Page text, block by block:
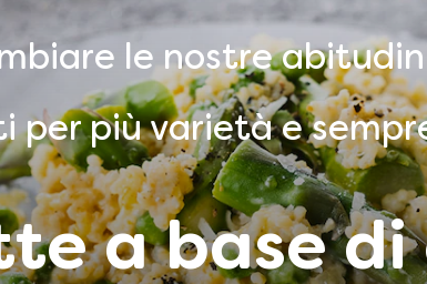
le nostre
per più varietà e
a base di